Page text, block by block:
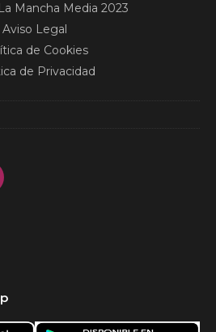
Mancha Media 2023
Aviso Legal
de Cookies
de Privacidad